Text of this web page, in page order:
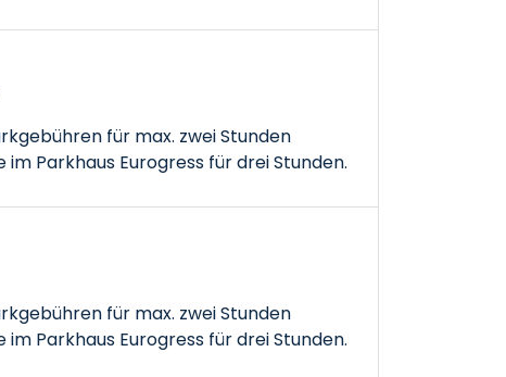
für max. zwei Stunden
Parkhaus Eurogress für drei Stunden.
für max. zwei Stunden
Parkhaus Eurogress für drei Stunden.